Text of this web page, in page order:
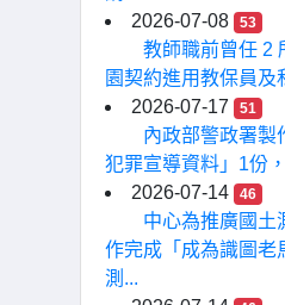
2026-07-08
53
教師職前曾任 2
園契約進用教保員及
2026-07-17
51
內政部警政署製
犯罪宣導資料」1份
2026-07-14
46
中心為推廣國土
作完成「成為識圖老
測...